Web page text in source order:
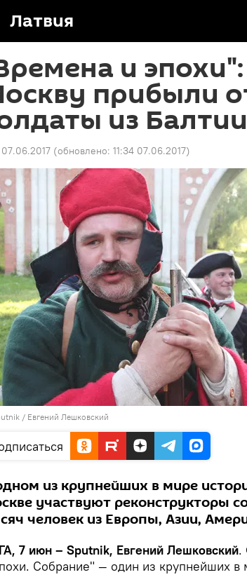
Латвия
и
прибыли
из Балтии
07.06.2017 (обновлено: 11:34 07.06.2017)
/ Евгений Лешковский
из крупнейших в мире
участвуют реконструкторы
человек из Европы, Азии,
7 июн – Sputnik, Евгений Лешковский.
Собрание" — один из крупнейших